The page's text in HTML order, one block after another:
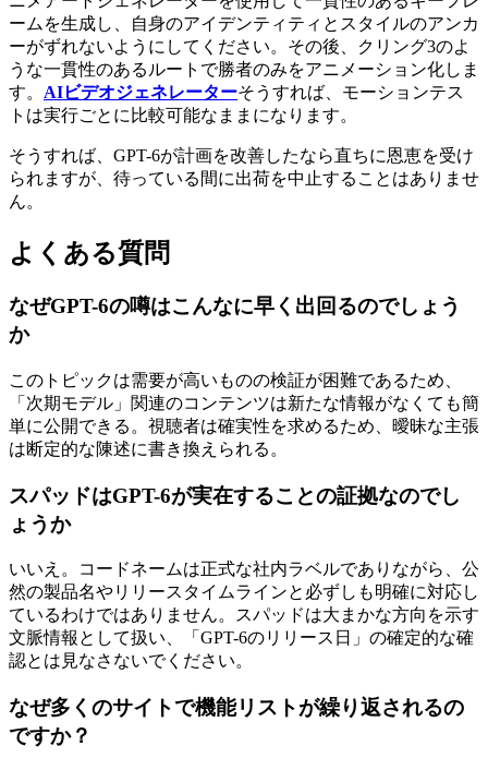
ームを生成し、自身のアイデンティティとスタイルのアンカ
ーがずれないようにしてください。その後、クリング3のよ
うな一貫性のあるルートで勝者のみをアニメーション化しま
す。 AIビデオジェネレーターそうすれば、モーションテス
トは実行ごとに比較可能なままになります。
そうすれば、GPT-6が計画を改善したなら直ちに恩恵を受け
られますが、待っている間に出荷を中止することはありませ
ん。
よくある質問
なぜGPT-6の噂はこんなに早く出回るのでしょう
か
このトピックは需要が高いものの検証が困難であるため、
「次期モデル」関連のコンテンツは新たな情報がなくても簡
単に公開できる。視聴者は確実性を求めるため、曖昧な主張
は断定的な陳述に書き換えられる。
スパッドはGPT-6が実在することの証拠なのでし
ょうか
いいえ。コードネームは正式な社内ラベルでありながら、公
然の製品名やリリースタイムラインと必ずしも明確に対応し
ているわけではありません。スパッドは大まかな方向を示す
文脈情報として扱い、「GPT-6のリリース日」の確定的な確
認とは見なさないでください。
なぜ多くのサイトで機能リストが繰り返されるの
ですか？